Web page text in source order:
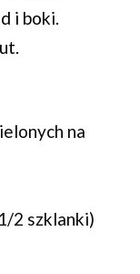
i boki.
na
2 szklanki)